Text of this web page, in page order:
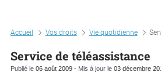
Accueil Vos droits Vie quotidienne
Service de téléassistance
Publié le 06 août 2009 - Mis à jour le 03 décembre